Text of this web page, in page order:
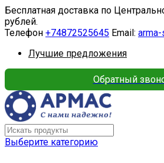
Бесплатная доставка по
рублей.
Телефон +74872525645 Email:
Лучшие предложения
Обратный
Выберите категорию